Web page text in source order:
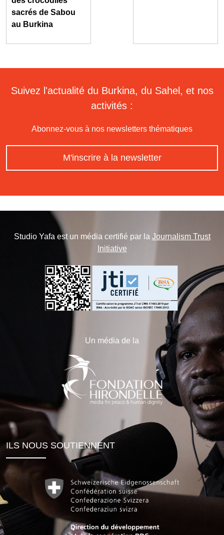
sacrés de Sabou
au Burkina
Suivez l'actualité du Burkina, du Sahel, et nos
activités :
Abonnez-vous à nos newsletters thématiques
M'inscrire à la newsletter
Studio Yafa est un média certifié par la Journalism Trust
Initiative
Un média de la
ILS NOUS SOUTIENNENT